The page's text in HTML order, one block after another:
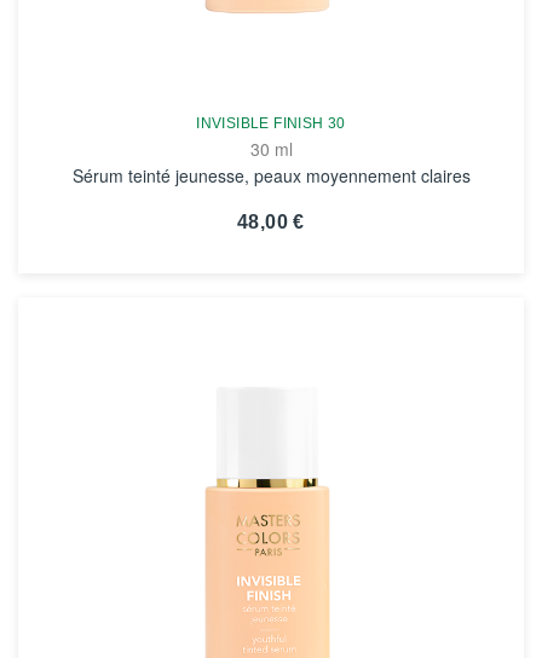
INVISIBLE FINISH 30
30 ml
Sérum teinté jeunesse, peaux moyennement claires
48,00 €